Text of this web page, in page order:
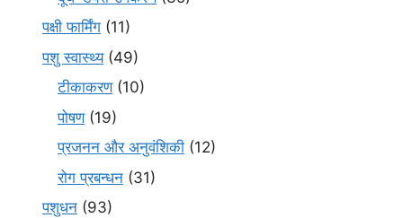
पक्षी फार्मिंग (11)
पशु स्वास्थ्य(49)
टीकाकरण(10)
पोषण(19)
प्रजनन और अनुवंशिकी (12)
रोग प्रबन्धन (31)
पशुधन (93)